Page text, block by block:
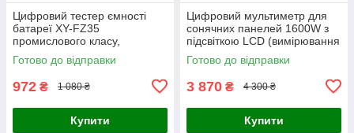
Цифровий тестер ємності
батареї XY-FZ35
промислового класу,
Електронне навантаження 5
A 35 W
Готово до відправки
972 ₴ 1 080 ₴
Купити
Цифровий мультиметр для
сонячних панелей 1600W з
підсвіткою LCD (вимірювання
MPPT, потужності, напруги та
струму)
Готово до відправки
3 870 ₴ 4 300 ₴
Купити